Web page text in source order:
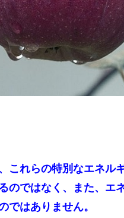
これらの特別なエネル
のではなく、また、エ
ではありません。